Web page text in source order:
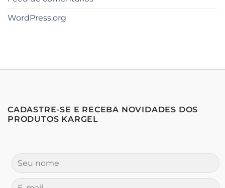
WordPress.org
CADASTRE-SE E RECEBA NOVIDADES DOS
PRODUTOS KARGEL